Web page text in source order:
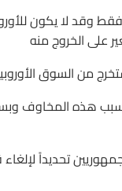
لا يكون
على الخروج منه
هذه المخاوف
تحديداً